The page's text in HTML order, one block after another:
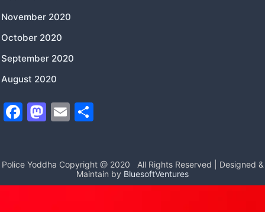
November 2020
October 2020
September 2020
August 2020
F
e
b
M
o
d
E
l
e
Police Yoddha Copyright @ 2020
All Rights Reserved | Designed &
Maintain by BluesoftVentures